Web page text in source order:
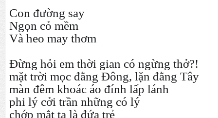
Con đường say
Ngọn cỏ mềm
Và heo may thơm
Đừng hỏi em thời gian có ngừng thở?!
mặt trời mọc đằng Đông, lặn đằng Tây
màn đêm khoác áo đính lấp lánh
phi lý cởi trần những có lý
chớp mắt ta là đứa trẻ